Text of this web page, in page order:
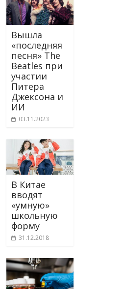
Вышла
«последняя
песня» The
Beatles при
участии
Питера
Джексона и
ИИ
03.11.2023
В Китае
вводят
«умную»
школьную
форму
31.12.2018